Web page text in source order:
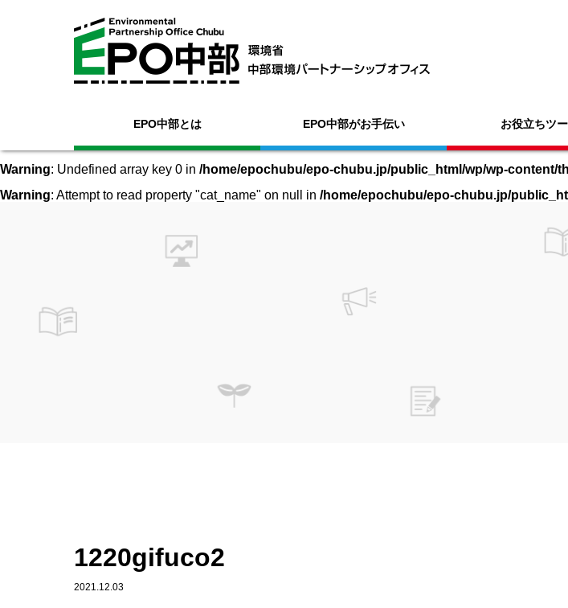
EPO中部とは EPO中部がお手伝い お役立ちツ
Warning: Undefined array key 0 in /home/epochubu/epo-chubu.jp/public_html/wp/wp-content/
Warning: Attempt to read property "cat_name" on null in /home/epochubu/epo-chubu.jp/
1220gifuco2
2021.12.03